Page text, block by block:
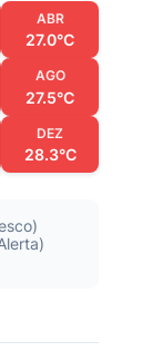
ABR
27.0°C
AGO
27.5°C
DEZ
28.3°C